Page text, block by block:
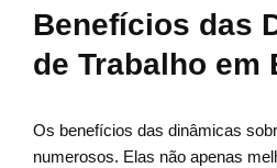
Benefícios das
de Trabalho em
Os benefícios das dinâmicas
numerosos. Elas não apenas